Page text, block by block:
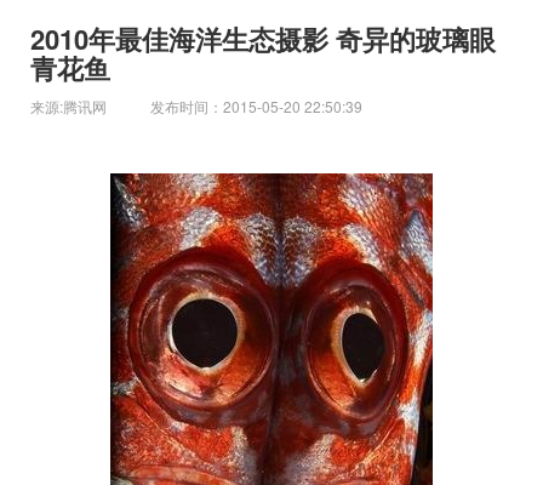
2010年最佳海洋生态摄影 奇异的玻璃眼
青花鱼
来源:腾讯网 发布时间：2015-05-20 22:50:39